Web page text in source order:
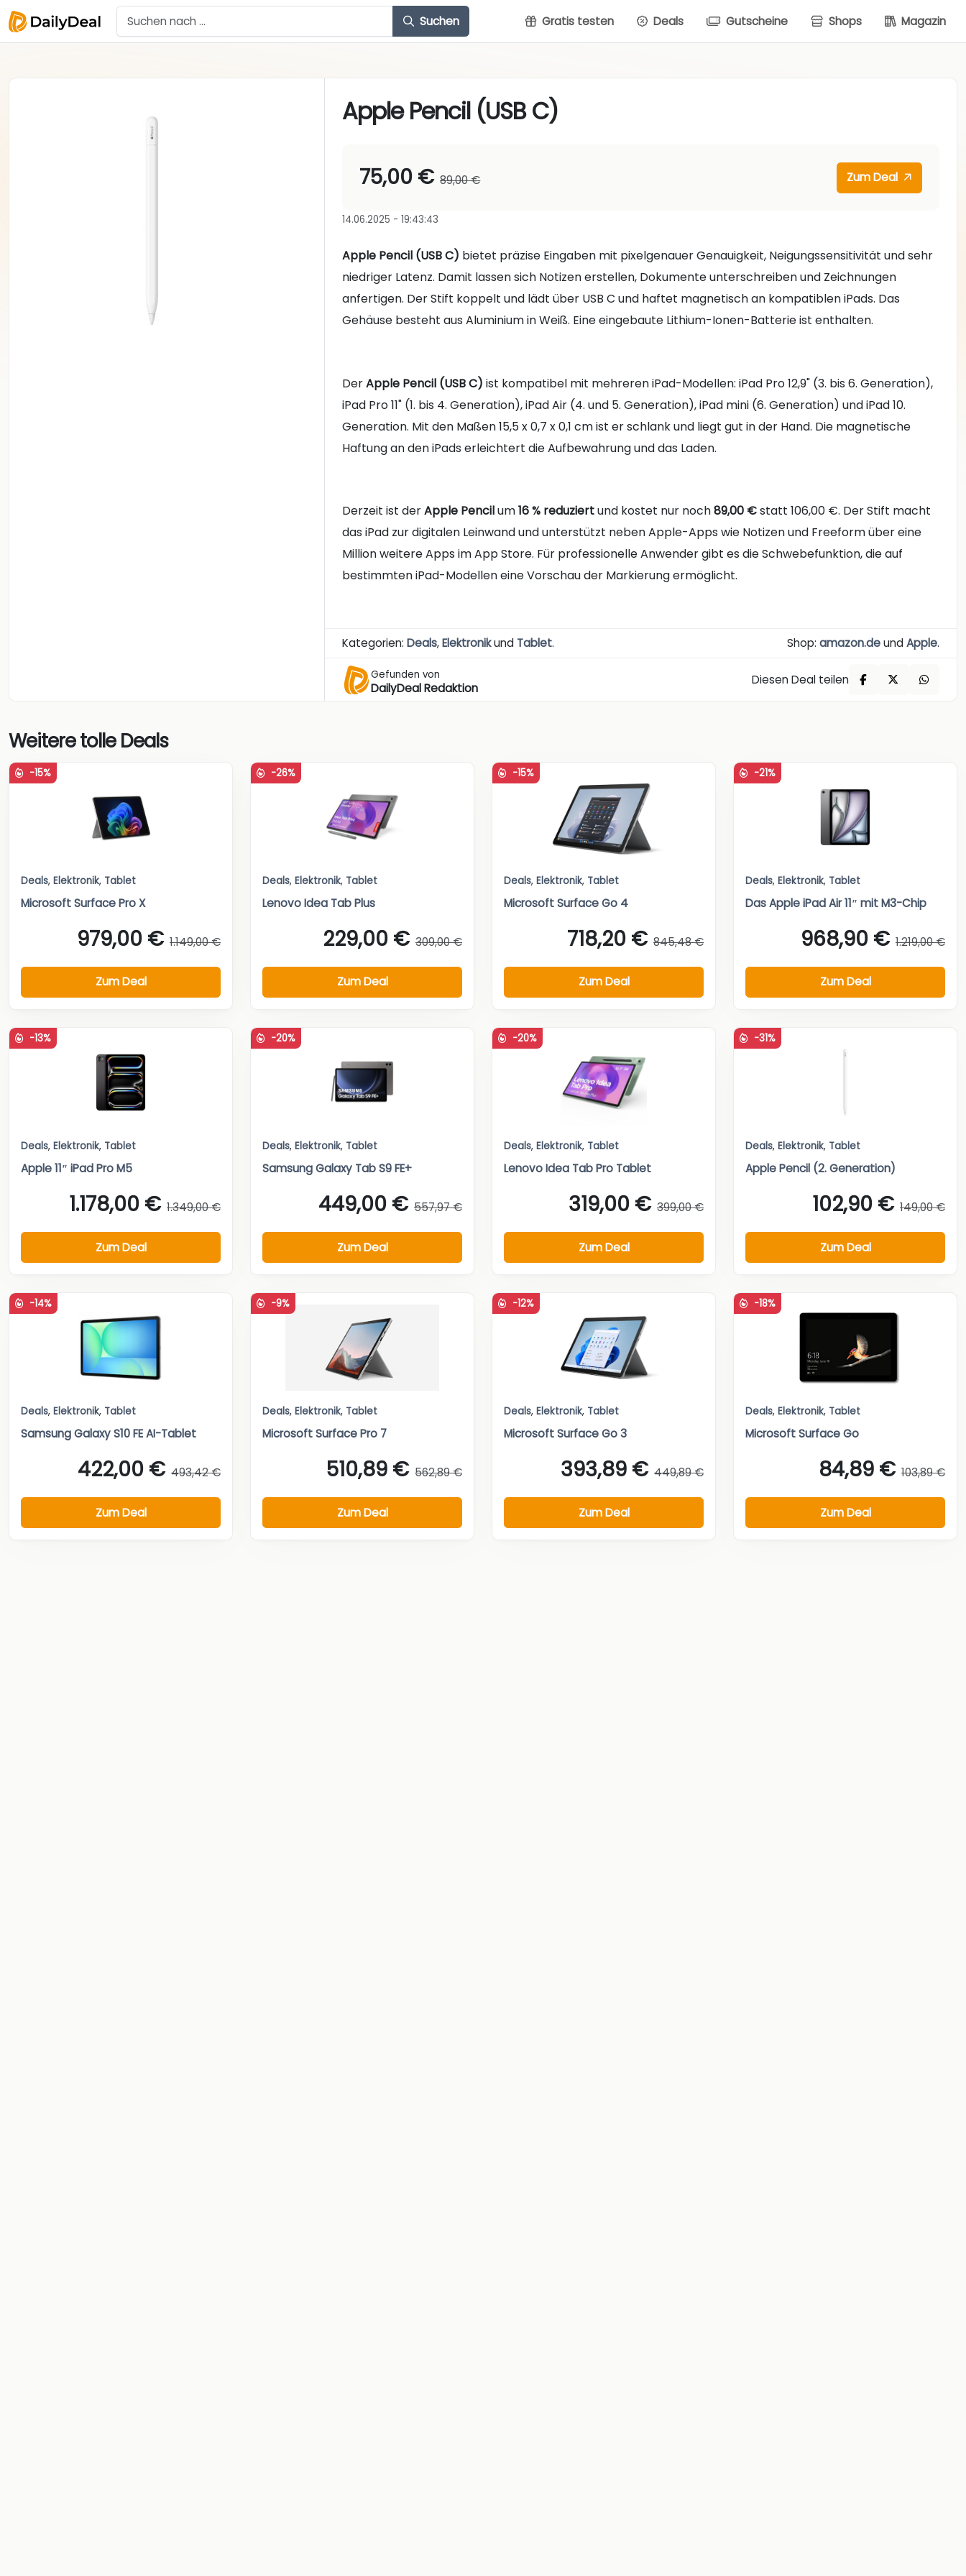
Suchen Gratis testen Deals Gutscheine Shops Magazin
Apple Pencil (USB C)
75,00 € 89,00 € Zum Deal
14.06.2025 - 19:43:43
Apple Pencil (USB C) bietet präzise Eingaben mit pixelgenauer Genauigkeit, Neigungssensitivität und sehr
niedriger Latenz. Damit lassen sich Notizen erstellen, Dokumente unterschreiben und Zeichnungen
anfertigen. Der Stift koppelt und lädt über USB C und haftet magnetisch an kompatiblen iPads. Das
Gehäuse besteht aus Aluminium in Weiß. Eine eingebaute Lithium-Ionen-Batterie ist enthalten.
DerApple Pencil (USB C) ist kompatibel mit mehreren iPad-Modellen: iPad Pro 12,9" (3. bis 6. Generation),
iPad Pro 11" (1. bis 4. Generation), iPad Air (4. und 5. Generation), iPad mini (6. Generation) und iPad 10.
Generation. Mit den Maßen 15,5 x 0,7 x 0,1 cm ist er schlank und liegt gut in der Hand. Die magnetische
Haftung an den iPads erleichtert die Aufbewahrung und das Laden.
Derzeit ist derApple Pencilum16 % reduziertund kostet nur noch89,00 €statt 106,00 €. Der Stift macht
das iPad zur digitalen Leinwand und unterstützt neben Apple-Apps wie Notizen und Freeform über eine
Million weitere Apps im App Store. Für professionelle Anwender gibt es die Schwebefunktion, die auf
bestimmten iPad-Modellen eine Vorschau der Markierung ermöglicht.
Kategorien:Deals,Elektronikund Tablet. Shop: amazon.deundApple.
Gefunden von
DailyDeal Redaktion
Diesen Deal teilen
Weitere tolle Deals
-15%
Deals, Elektronik, Tablet
Microsoft Surface Pro X
979,00 € 1.149,00 €
Zum Deal
-26%
Deals, Elektronik, Tablet
Lenovo Idea Tab Plus
229,00 € 309,00 €
Zum Deal
-15%
Deals, Elektronik, Tablet
Microsoft Surface Go 4
718,20 € 845,48 €
Zum Deal
-21%
Deals, Elektronik, Tablet
Das Apple iPad Air 11″ mit M3-Chip
968,90 € 1.219,00 €
Zum Deal
-13%
Deals, Elektronik, Tablet
Apple 11″ iPad Pro M5
1.178,00 € 1.349,00 €
Zum Deal
-20%
Deals, Elektronik, Tablet
Samsung Galaxy Tab S9 FE+
449,00 € 557,97 €
Zum Deal
-20%
Deals, Elektronik, Tablet
Lenovo Idea Tab Pro Tablet
319,00 € 399,00 €
Zum Deal
-31%
Deals, Elektronik, Tablet
Apple Pencil (2. Generation)
102,90 € 149,00 €
Zum Deal
-14%
Deals, Elektronik, Tablet
Samsung Galaxy S10 FE AI-Tablet
422,00 € 493,42 €
Zum Deal
-9%
Deals, Elektronik, Tablet
Microsoft Surface Pro 7
510,89 € 562,89 €
Zum Deal
-12%
Deals, Elektronik, Tablet
Microsoft Surface Go 3
393,89 € 449,89 €
Zum Deal
-18%
Deals, Elektronik, Tablet
Microsoft Surface Go
84,89 € 103,89 €
Zum Deal